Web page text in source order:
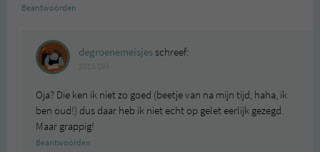
Beantwoorden
degroenemeisjesschreef:
Oja? Die ken ik niet zo goed (beetje van na mijn tijd, haha, ik
ben oud!) dus daar heb ik niet echt op gelet eerlijk gezegd.
Maar grappig!
Beantwoorden